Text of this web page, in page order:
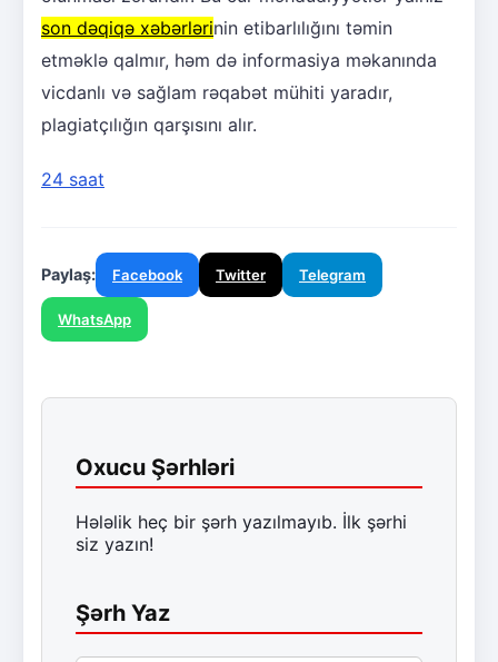
son dəqiqə xəbərlərinin etibarlılığını təmin
etməklə qalmır, həm də informasiya məkanında
vicdanlı və sağlam rəqabət mühiti yaradır,
plagiatçılığın qarşısını alır.
24 saat
Paylaş: Facebook Twitter Telegram
WhatsApp
Oxucu Şərhləri
Hələlik heç bir şərh yazılmayıb. İlk şərhi
siz yazın!
Şərh Yaz